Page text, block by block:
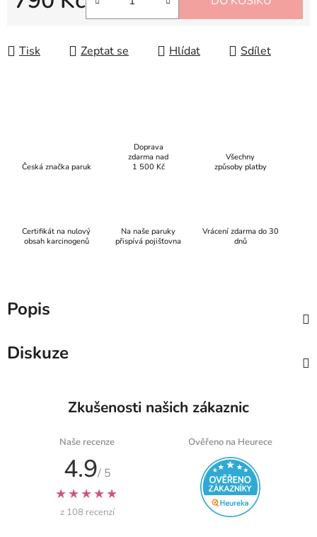
Tisk Zeptat se Hlídat Sdílet
Česká značka paruk
Doprava
zdarma nad
1 500 Kč
Všechny
způsoby platby
Certifikát na nulový
obsah karcinogenů
Na naše paruky
přispívá pojišťovna
Vrácení zdarma do 30
dnů
Popis
Diskuze
Zkušenosti našich zákaznic
Naše recenze
4.9/ 5
★★★★★
z 108 recenzí
Ověřeno na Heurece